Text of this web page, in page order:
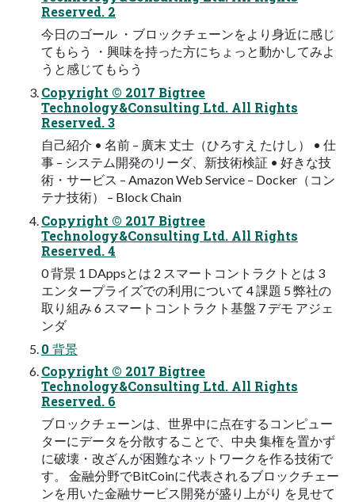
Reserved. 2
今⽇のゴール ・ブロックチェーンをより⾝近に感じ
てもらう ・興味を持った⽅にちょっと動かしてみよ
うと感じてもらう
Copyright © 2017 Bigtree
Technology&Consulting Ltd. All Rights
Reserved. 3
⾃⼰紹介 • 名前 – 廣末 丈⼠（ひろすえ たけし） • 仕
事 – システム開発のリーダ、新技術検証 • 好きな技
術・サービス – Amazon Web Service – Docker（コン
テナ技術） – Block Chain
Copyright © 2017 Bigtree
Technology&Consulting Ltd. All Rights
Reserved. 4
0 背景 1 DAppsとは 2 スマートコントラクトとは 3
エンタープライズでの利⽤について 4 課題 5 弊社の
取り組み 6 スマートコントラクト基盤 7 デモ アジェ
ンダ
0 背景
Copyright © 2017 Bigtree
Technology&Consulting Ltd. All Rights
Reserved. 6
ブロックチェーンは、世界中に点在するコンピュー
ターにデータを分散することで、中央 集権を置かず
に破壊・改ざんが困難なネットワークを作る技術で
す。 ⾦融分野でBitCoinに代表されるブロックチェー
ンを⽤いた⾦融サービス開発が盛り上がり を⾒せて